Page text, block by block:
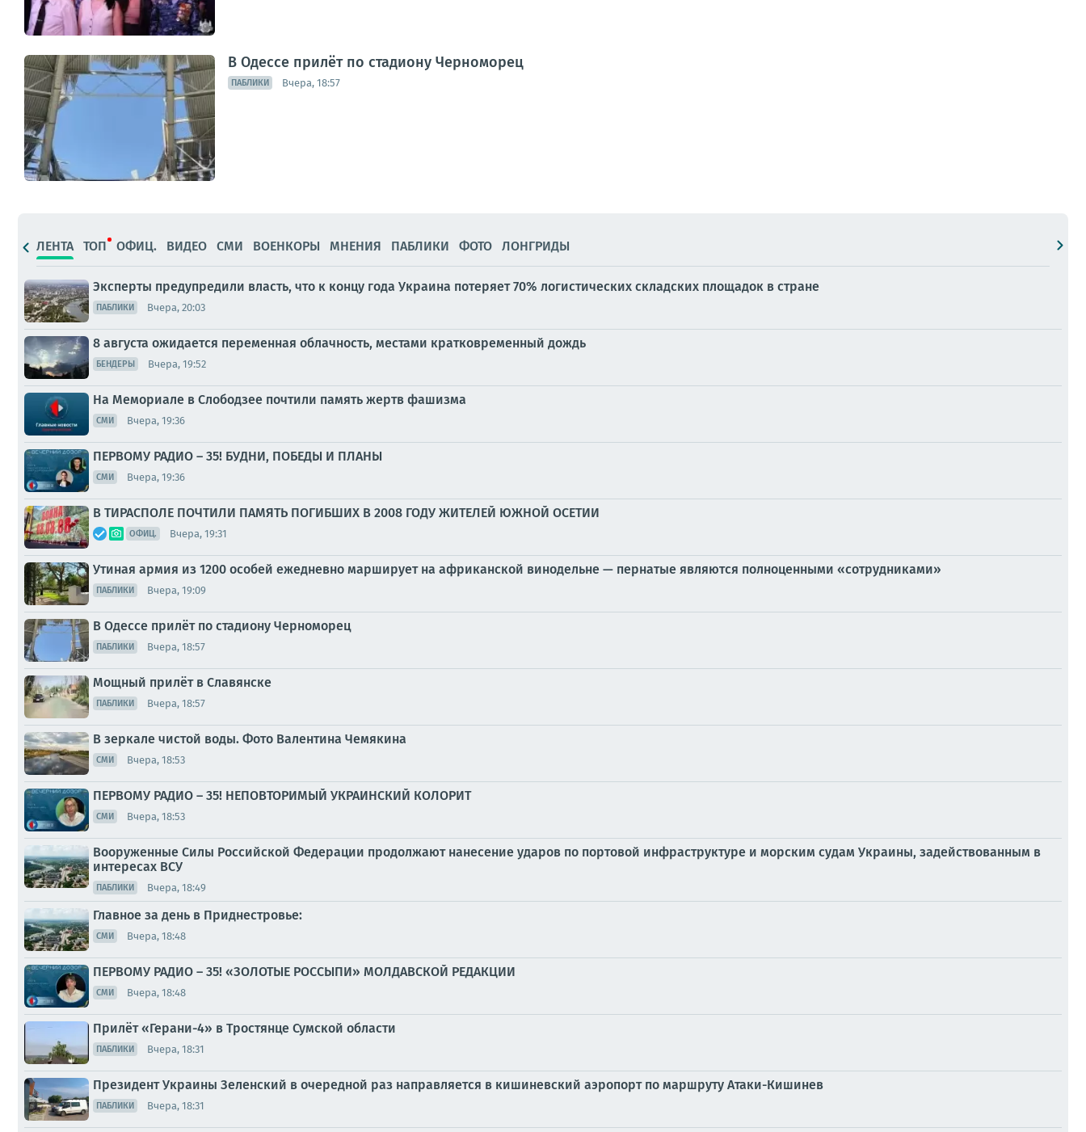
В Одессе прилёт по стадиону Черноморец
ПАБЛИКИ Вчера, 18:57
ЛЕНТА ТОП ОФИЦ. ВИДЕО СМИ ВОЕНКОРЫ МНЕНИЯ ПАБЛИКИ ФОТО ЛОНГРИДЫ
Эксперты предупредили власть, что к концу года Украина потеряет 70% логистических складских площадок в стране
ПАБЛИКИ Вчера, 20:03
8 августа ожидается переменная облачность, местами кратковременный дождь
БЕНДЕРЫ Вчера, 19:52
На Мемориале в Слободзее почтили память жертв фашизма
СМИ Вчера, 19:36
ПЕРВОМУ РАДИО – 35! БУДНИ, ПОБЕДЫ И ПЛАНЫ
СМИ Вчера, 19:36
В ТИРАСПОЛЕ ПОЧТИЛИ ПАМЯТЬ ПОГИБШИХ В 2008 ГОДУ ЖИТЕЛЕЙ ЮЖНОЙ ОСЕТИИ
ОФИЦ. Вчера, 19:31
Утиная армия из 1200 особей ежедневно марширует на африканской винодельне — пернатые являются полноценными «сотрудниками»
ПАБЛИКИ Вчера, 19:09
В Одессе прилёт по стадиону Черноморец
ПАБЛИКИ Вчера, 18:57
Мощный прилёт в Славянске
ПАБЛИКИ Вчера, 18:57
В зеркале чистой воды. Фото Валентина Чемякина
СМИ Вчера, 18:53
ПЕРВОМУ РАДИО – 35! НЕПОВТОРИМЫЙ УКРАИНСКИЙ КОЛОРИТ
СМИ Вчера, 18:53
Вооруженные Силы Российской Федерации продолжают нанесение ударов по портовой инфраструктуре и морским судам Украины, задействованным в
интересах ВСУ
ПАБЛИКИ Вчера, 18:49
Главное за день в Приднестровье:
СМИ Вчера, 18:48
ПЕРВОМУ РАДИО – 35! «ЗОЛОТЫЕ РОССЫПИ» МОЛДАВСКОЙ РЕДАКЦИИ
СМИ Вчера, 18:48
Прилёт «Герани-4» в Тростянце Сумской области
ПАБЛИКИ Вчера, 18:31
Президент Украины Зеленский в очередной раз направляется в кишиневский аэропорт по маршруту Атаки-Кишинев
ПАБЛИКИ Вчера, 18:31